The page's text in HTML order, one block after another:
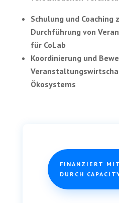
Schulung und Coaching
Durchführung von
für CoLab
Koordinierung und
Ökosystems
FINANZIERT
DURCH